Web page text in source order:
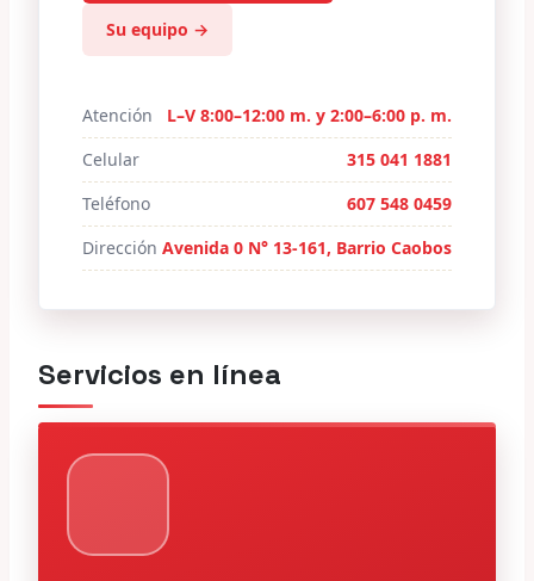
Su equipo →
Atención
L–V 8:00–12:00 m. y 2:00–6:00 p. m.
Celular
315 041 1881
Teléfono
607 548 0459
Dirección Avenida 0 N° 13-161, Barrio Caobos
Servicios en línea